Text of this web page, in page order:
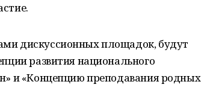
дискуссионных площадок, будут
развития национального
и «Концепцию преподавания родных